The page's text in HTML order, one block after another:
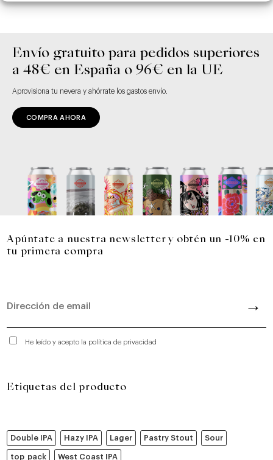
Envío gratuito para pedidos superiores
a 48€ en España o 96€ en la UE
Aprovisiona tu nevera y ahórrate los gastos envío.
COMPRA AHORA
Apúntate a nuestra newsletter y obtén un -10% en
tu primera compra
He leído y acepto la política de privacidad
Etiquetas del producto
Double IPA Hazy IPA Lager Pastry Stout Sour
top_pack West Coast IPA